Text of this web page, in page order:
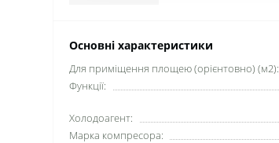
Основні характеристики
Для приміщення площею (орієнтовно) (м2):
Функції:
Xолодоагент:
Марка компресора: